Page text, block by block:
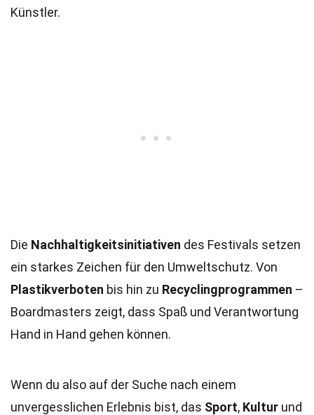
Künstler.
Die Nachhaltigkeitsinitiativen des Festivals setzen
ein starkes Zeichen für den Umweltschutz. Von
Plastikverboten bis hin zu Recyclingprogrammen –
Boardmasters zeigt, dass Spaß und Verantwortung
Hand in Hand gehen können.
Wenn du also auf der Suche nach einem
unvergesslichen Erlebnis bist, das Sport, Kultur und